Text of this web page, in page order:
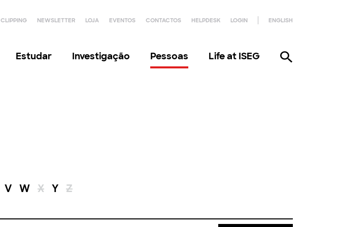
CLIPPING NEWSLETTER LOJA EVENTOS CONTACTOS HELPDESK LOGIN ENGLISH
Estudar Investigação Pessoas Life at ISEG
V W X Y Z